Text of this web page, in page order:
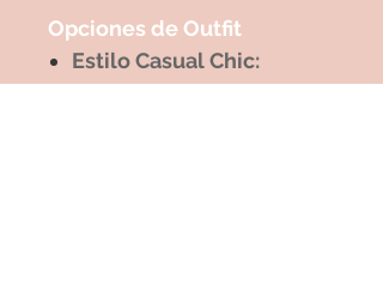
Opciones de Outfit
Estilo Casual Chic:
Combina la Pulsera Aro